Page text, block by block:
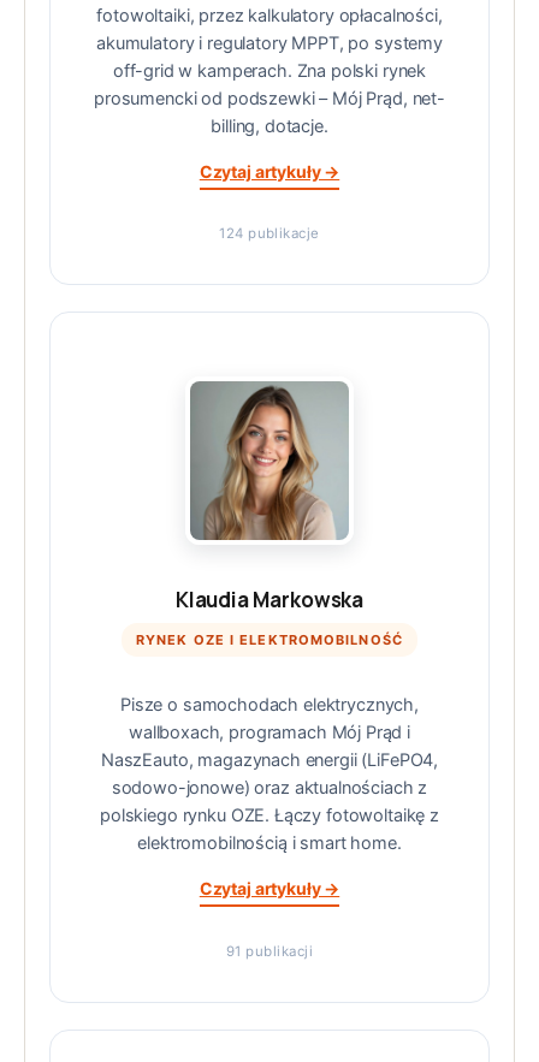
fotowoltaiki, przez kalkulatory opłacalności,
akumulatory i regulatory MPPT, po systemy
off-grid w kamperach. Zna polski rynek
prosumencki od podszewki – Mój Prąd, net-
billing, dotacje.
Czytaj artykuły →
124 publikacje
Klaudia Markowska
RYNEK OZE I ELEKTROMOBILNOŚĆ
Pisze o samochodach elektrycznych,
wallboxach, programach Mój Prąd i
NaszEauto, magazynach energii (LiFePO4,
sodowo-jonowe) oraz aktualnościach z
polskiego rynku OZE. Łączy fotowoltaikę z
elektromobilnością i smart home.
Czytaj artykuły →
91 publikacji